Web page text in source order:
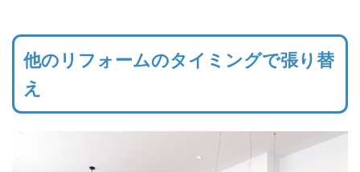
他のリフォームのタイミングで張り替
え